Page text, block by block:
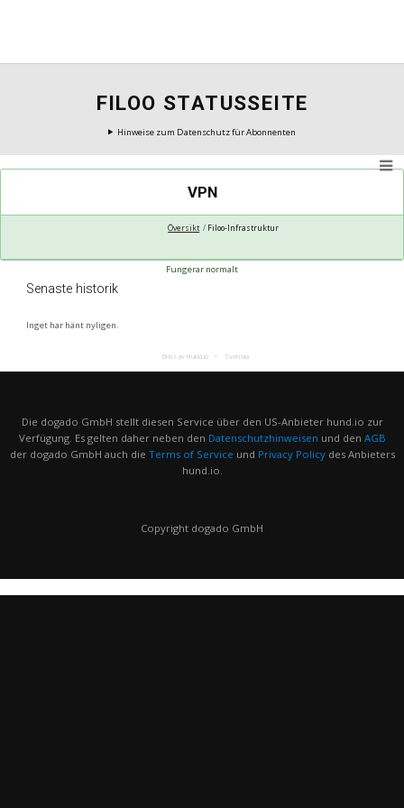
FILOO STATUSSEITE
Hinweise zum Datenschutz für Abonnenten
VPN
Översikt Filoo-Infrastruktur
Fungerar normalt
Senaste historik
Inget har hänt nyligen.
Drivs av Hund.io Svenska
Die dogado GmbH stellt diesen Service über den US-Anbieter hund.io zur
Verfügung. Es gelten daher neben den Datenschutzhinweisen und den AGB
der dogado GmbH auch die Terms of Service und Privacy Policydes Anbieters
hund.io.
Copyright dogado GmbH